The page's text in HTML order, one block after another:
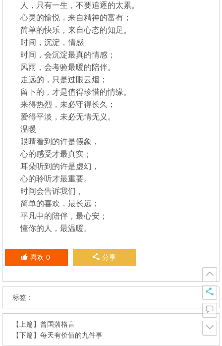
人，只有一生，不要追逐的太累。
心灵的愉悦，来自精神的富有；
简单的快乐，来自心态的知足。
时间，沉淀，情感
时间，会沉淀最真的情感；
风雨，会考验最暖的陪伴。
走远的，只是过眼云烟；
留下的，才是值得珍惜的情缘。
来得热烈，未必守得长久；
爱得平淡，未必无情无义。
温暖
眼睛看到的许是假象，
心的感受才最真实；
耳朵听到的许是虚幻，
心的聆听才最重要。
时间会告诉我们，
简单的喜欢，最长远；
平凡中的陪伴，最心安；
懂你的人，最温暖。
喜欢 0 分享
标签：
【上篇】 曾国藩格言
【下篇】每天有价值的九件事